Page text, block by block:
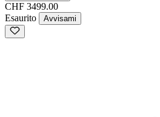
CHF 3499.00
Esaurito
Avvisami